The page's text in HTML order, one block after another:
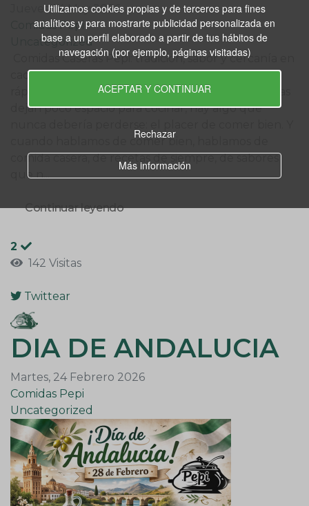
Utilizamos cookies propias y de terceros para fines
analíticos y para mostrarte publicidad personalizada en
base a un perfil elaborado a partir de tus hábitos de
navegación (por ejemplo, páginas visitadas)
ACEPTAR Y CONTINUAR
Rechazar
Más información
Jueves, 14 May 2026
Comidas Pepi
Uncategorized
Comidas Caseras Pepi: tradición, sabor y cercanía en
cada plato En un mundo que cada vez va más
rápido, donde el tiempo escasea y las rutinas diarias
dejan poco espacio para cocinar, hay algo que
cuando hablamos de comer bien, hablamos de
comida casera, de recetas de siempre, de sabores
que n...
Continuar leyendo
2
142 Visitas
Twittear
DIA DE ANDALUCIA
Martes, 24 Febrero 2026
Comidas Pepi
Uncategorized